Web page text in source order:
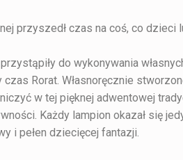
przyszedł czas na coś, co dzieci
do wykonywania
czas Rorat. Własnoręcznie
w tej pięknej adwentowej
Każdy lampion okazał się
i pełen dziecięcej fantazji.